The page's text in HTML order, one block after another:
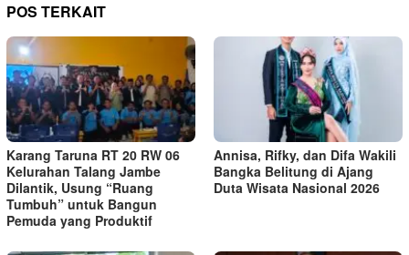
POS TERKAIT
Karang Taruna RT 20 RW 06
Kelurahan Talang Jambe
Dilantik, Usung “Ruang
Tumbuh” untuk Bangun
Pemuda yang Produktif
Annisa, Rifky, dan Difa Wakili
Bangka Belitung di Ajang
Duta Wisata Nasional 2026